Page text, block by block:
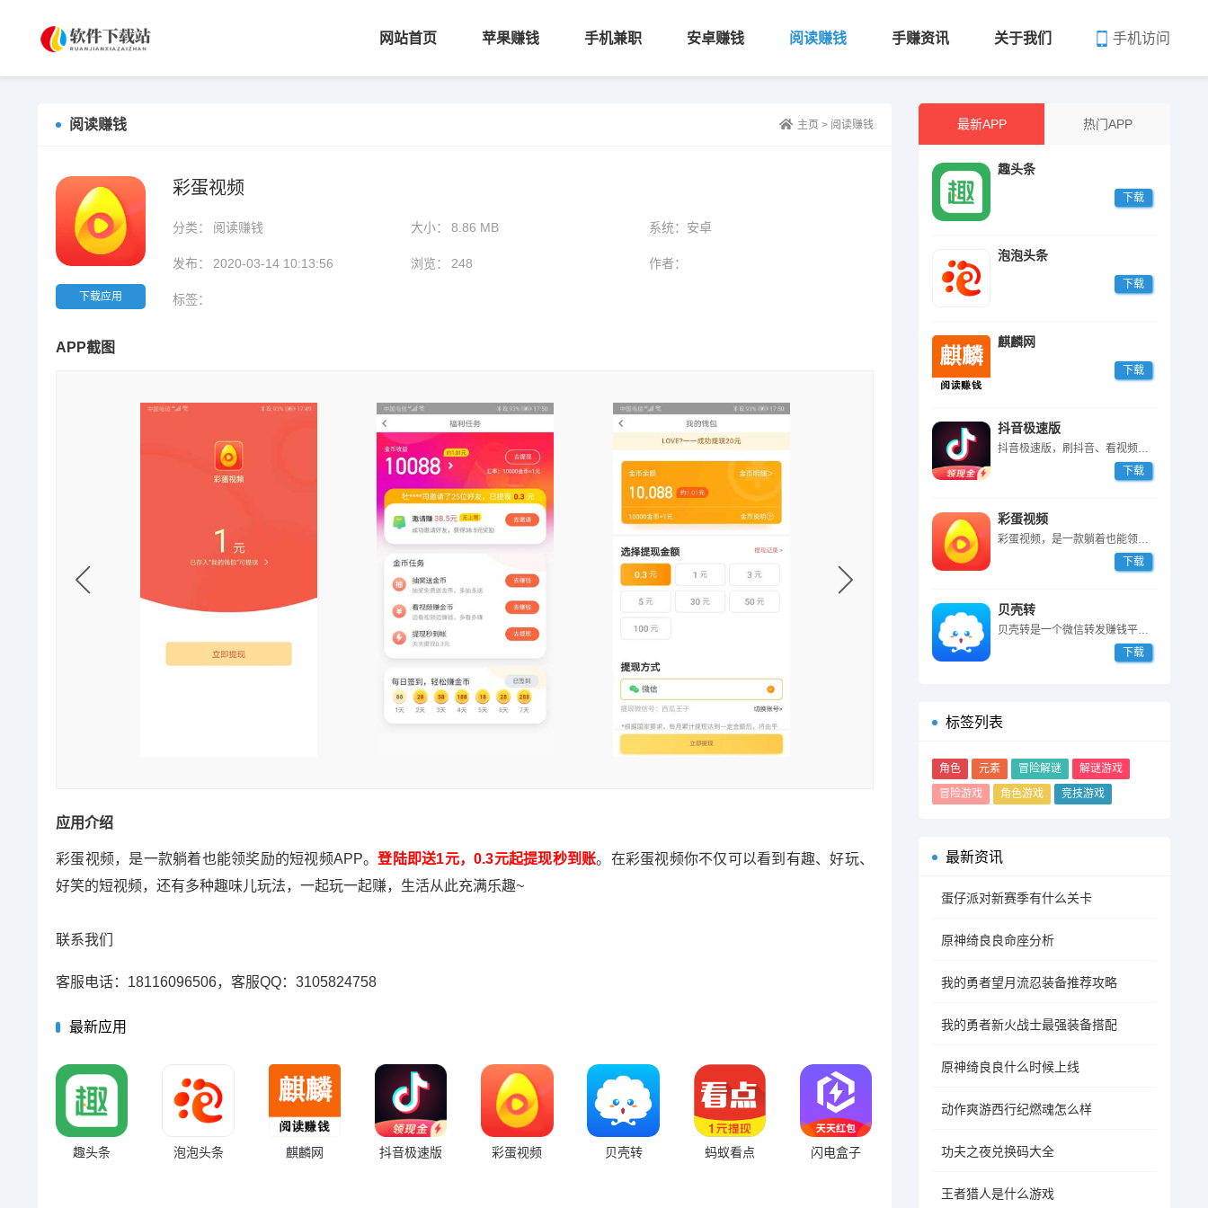
手机访问
网站首页 苹果赚钱 手机兼职 安卓赚钱 阅读赚钱 手赚资讯 关于我们
最新APP 热门APP
趣头条
下载
泡泡头条
下载
麒麟网
下载
抖音极速版
抖音极速版，刷抖音、看视频赚钱的软件，登陆填邀请码87590235送2...
下载
彩蛋视频
彩蛋视频，是一款躺着也能领奖励的短视频APP。登陆即送1元，0.3元起...
下载
贝壳转
贝壳转是一个微信转发赚钱平台，登陆就送3毛，转发文章被 阅读一次奖励3...
下载
标签列表
角色 元素 冒险解谜
解谜游戏
冒险游戏
角色游戏 竞技游戏
最新资讯
蛋仔派对新赛季有什么关卡
原神绮良良命座分析
我的勇者望月流忍装备推荐攻略
我的勇者新火战士最强装备搭配
原神绮良良什么时候上线
动作爽游西行纪燃魂怎么样
功夫之夜兑换码大全
王者猎人是什么游戏
阅读赚钱 主页 > 阅读赚钱
下载应用
彩蛋视频
分类： 阅读赚钱 大小： 8.86 MB 系统： 安卓
发布： 2020-03-14 10:13:56 浏览： 248 作者：
标签：
APP截图
应用介绍
彩蛋视频，是一款躺着也能领奖励的短视频APP。登陆即送1元，0.3元起提现秒到账。在彩蛋视频你不仅可以看到有趣、好玩、
好笑的短视频，还有多种趣味儿玩法，一起玩一起赚，生活从此充满乐趣~
联系我们
客服电话：18116096506，客服QQ：3105824758
最新应用
趣头条 泡泡头条 麒麟网 抖音极速版 彩蛋视频 贝壳转 蚂蚁看点 闪电盒子